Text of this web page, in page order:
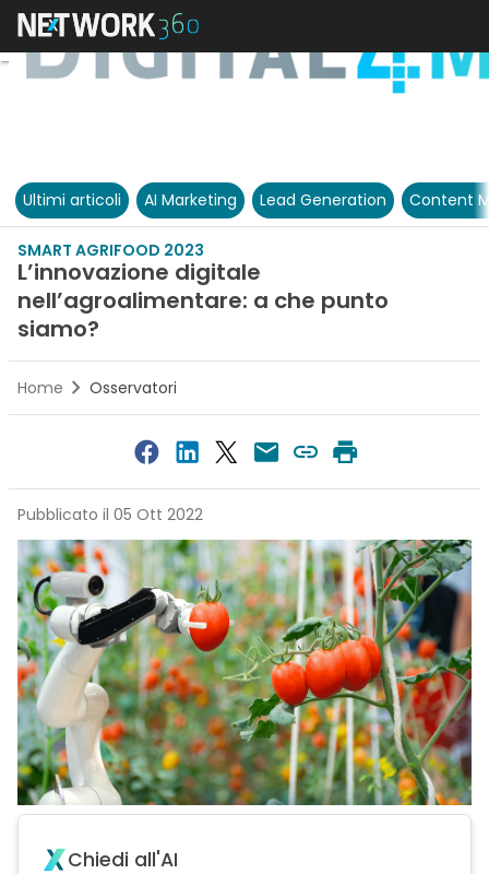
Ultimi articoli AI Marketing Lead Generation Content
SMART AGRIFOOD 2023
L’innovazione digitale
nell’agroalimentare: a che punto
siamo?
Home Osservatori
Pubblicato il 05 Ott 2022
Chiedi all'AI